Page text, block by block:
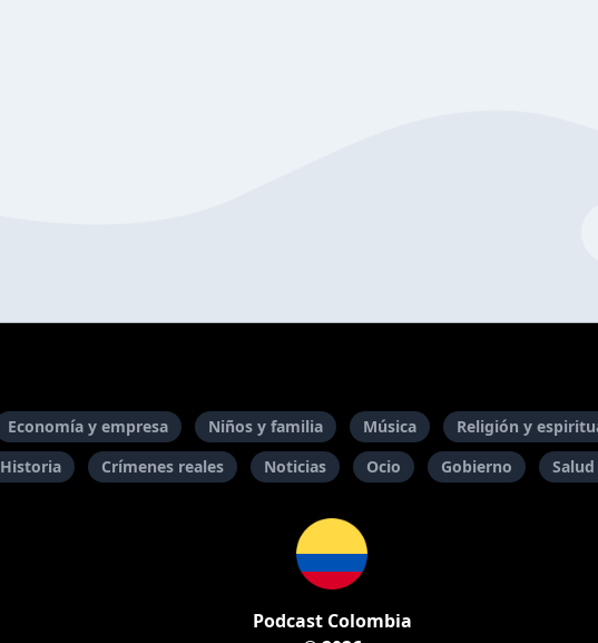
Economía y empresa Niños y familia Música Religión y
Historia Crímenes reales Noticias Ocio Gobierno
Podcast Colombia